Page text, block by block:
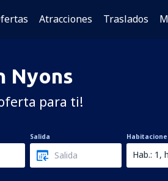
Atracciones Traslados
Nyons
para ti!
Salida
Hab.: 1,